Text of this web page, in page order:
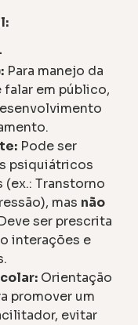
Para manejo da
em público,
Pode ser
psiquiátricos
Transtorno
mas não
ser prescrita
interações e
Orientação
promover um
evitar